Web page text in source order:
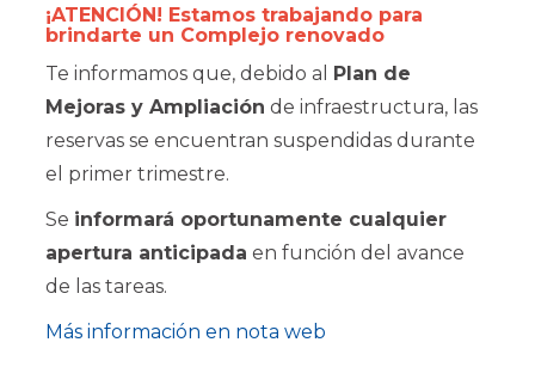
¡ATENCIÓN! Estamos trabajando para
brindarte un Complejo renovado
Te informamos que, debido al Plan de
Mejoras y Ampliación de infraestructura, las
reservas se encuentran suspendidas durante
el primer trimestre.
Se informará oportunamente cualquier
apertura anticipada en función del avance
de las tareas.
Más información en nota web